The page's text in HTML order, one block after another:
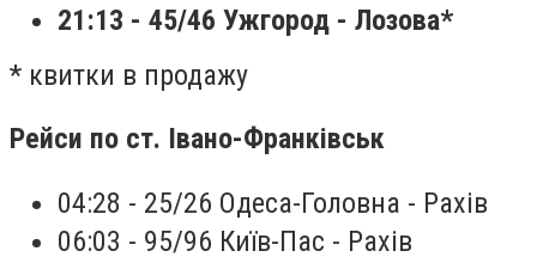
21:13 - 45/46 Ужгород - Лозова*
* квитки в продажу
Рейси по ст. Івано-Франківськ
04:28 - 25/26 Одеса-Головна - Рахів
06:03 - 95/96 Київ-Пас - Рахів